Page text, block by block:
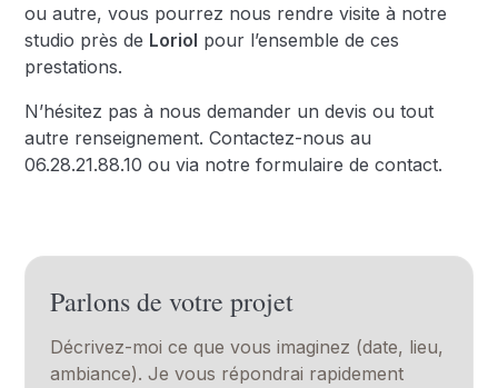
ou autre, vous pourrez nous rendre visite à notre
studio près de Loriol pour l’ensemble de ces
prestations.
N’hésitez pas à nous demander un devis ou tout
autre renseignement. Contactez-nous au
06.28.21.88.10 ou via notre formulaire de contact.
Parlons de votre projet
Décrivez-moi ce que vous imaginez (date, lieu,
ambiance). Je vous répondrai rapidement